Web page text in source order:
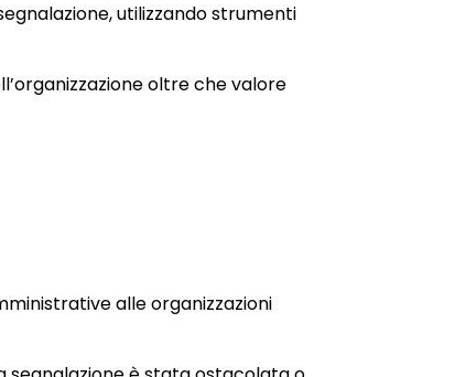
utilizzando strumenti
oltre che valore
alle organizzazioni